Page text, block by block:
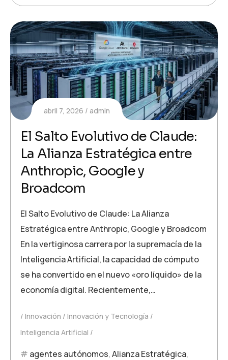
abril 7, 2026 admin
El Salto Evolutivo de Claude:
La Alianza Estratégica entre
Anthropic, Google y
Broadcom
El Salto Evolutivo de Claude: La Alianza
Estratégica entre Anthropic, Google y Broadcom
En la vertiginosa carrera por la supremacía de la
Inteligencia Artificial, la capacidad de cómputo
se ha convertido en el nuevo «oro líquido» de la
economía digital. Recientemente,…
Innovación
Innovación y Tecnología
Inteligencia Artificial
agentes autónomos,Alianza Estratégica,